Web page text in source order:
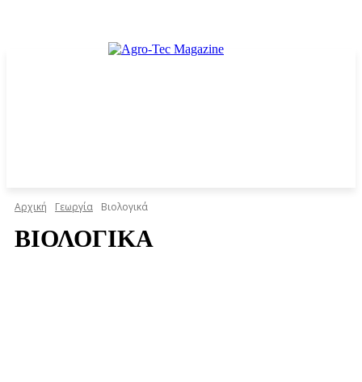
Αρχική Γεωργία Βιολογικά
ΒΙΟΛΟΓΙΚΆ